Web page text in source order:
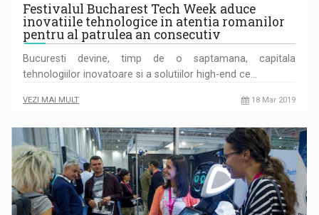
Festivalul Bucharest Tech Week aduce
inovatiile tehnologice in atentia romanilor
pentru al patrulea an consecutiv
Bucuresti devine, timp de o saptamana, capitala
tehnologiilor inovatoare si a solutiilor high-end ce…
VEZI MAI MULT 18 Mar 2019